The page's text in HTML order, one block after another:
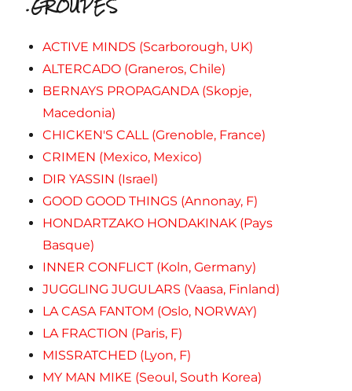
.GROUPES
ACTIVE MINDS (Scarborough, UK)
ALTERCADO (Graneros, Chile)
BERNAYS PROPAGANDA (Skopje,
Macedonia)
CHICKEN'S CALL (Grenoble, France)
CRIMEN (Mexico, Mexico)
DIR YASSIN (Israel)
GOOD GOOD THINGS (Annonay, F)
HONDARTZAKO HONDAKINAK (Pays
Basque)
INNER CONFLICT (Koln, Germany)
JUGGLING JUGULARS (Vaasa, Finland)
LA CASA FANTOM (Oslo, NORWAY)
LA FRACTION (Paris, F)
MISSRATCHED (Lyon, F)
MY MAN MIKE (Seoul, South Korea)